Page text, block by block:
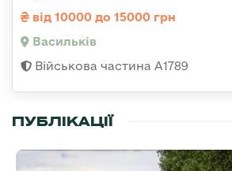
від 10000 до 15000 грн
Васильків
Військова частина А1789
ПУБЛІКАЦІЇ